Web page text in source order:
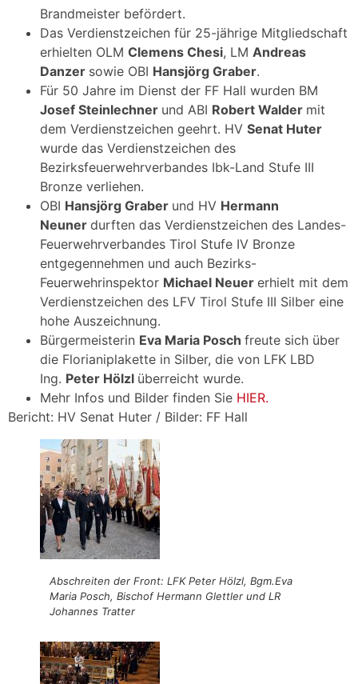
Brandmeister befördert.
Das Verdienstzeichen für 25-jährige Mitgliedschaft
erhielten OLM Clemens Chesi, LM Andreas
Danzer sowie OBI Hansjörg Graber.
Für 50 Jahre im Dienst der FF Hall wurden BM
Josef Steinlechner und ABI Robert Walder mit
dem Verdienstzeichen geehrt. HV Senat Huter
wurde das Verdienstzeichen des
Bezirksfeuerwehrverbandes Ibk-Land Stufe III
Bronze verliehen.
OBI Hansjörg Graber und HV Hermann
Neuner durften das Verdienstzeichen des Landes-
Feuerwehrverbandes Tirol Stufe IV Bronze
entgegennehmen und auch Bezirks-
Feuerwehrinspektor Michael Neuer erhielt mit dem
Verdienstzeichen des LFV Tirol Stufe III Silber eine
hohe Auszeichnung.
Bürgermeisterin Eva Maria Posch freute sich über
die Florianiplakette in Silber, die von LFK LBD
Ing. Peter Hölzl überreicht wurde.
Mehr Infos und Bilder finden Sie HIER.
Bericht: HV Senat Huter / Bilder: FF Hall
Abschreiten der Front: LFK Peter Hölzl, Bgm.Eva
Maria Posch, Bischof Hermann Glettler und LR
Johannes Tratter